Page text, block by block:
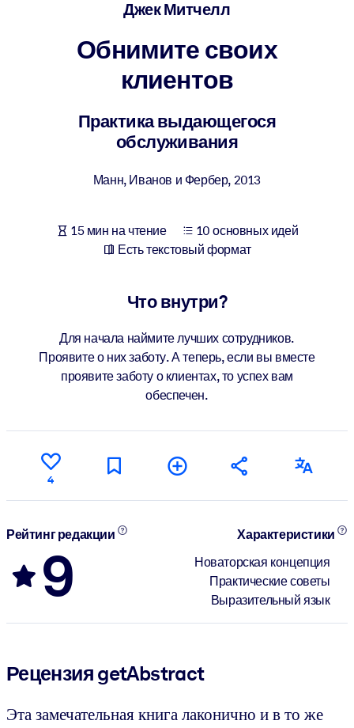
ПО СИСТЕМАМ
лучших результатов обучения.
Для корпоративных библиотек
использованию бизнес-знаниями.
Используйте надежные структурированные знания для
Джек Митчелл
Обнимите своих
клиентов
Практика выдающегося
обслуживания
Манн, Иванов и Фербер, 2013
15 мин на чтение
10 основных идей
Есть текстовый формат
Что внутри?
Для начала наймите лучших сотрудников.
Проявите о них заботу. А теперь, если вы вместе
проявите заботу о клиентах, то успех вам
обеспечен.
4
Рейтинг редакции
9
Характеристики
Новаторская концепция
Практические советы
Выразительный язык
Рецензия getAbstract
Эта замечательная книга лаконично и в то же